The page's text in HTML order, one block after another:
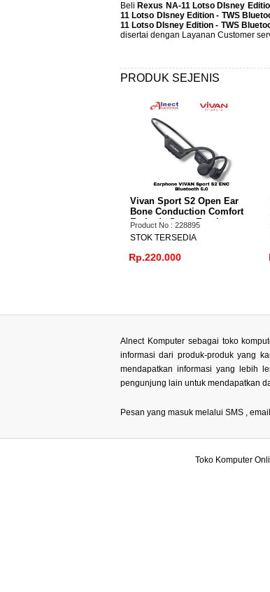
Beli Rexus NA-11 Lotso DIsney
11 Lotso DIsney Edition - TWS
11 Lotso DIsney Edition - TWS
disertai dengan Layanan Customer
PRODUK SEJENIS
Vivan Sport S2 Open Ear
Bone Conduction Comfort
Earbuds Sport Earphone
Powerful Bass ENC Low
Latency Bluetooth 6.0
Product No : 228895
STOK TERSEDIA
EARPHONE
SPORT X2
Product No :
HAMPIR
Alnect Komputer sebagai toko
informasi dari produk-produk yang
mendapatkan informasi yang lebih
pengunjung lain untuk mendapatkan
Pesan yang masuk melalui SMS ,
Toko Komputer